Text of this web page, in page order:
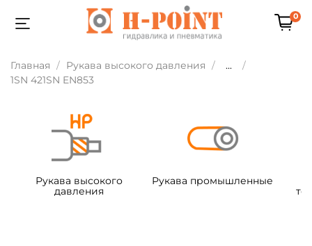
0
Главная Рукава высокого давления
...
1SN 421SN EN853
Рукава высокого
давления
Рукава промышленные